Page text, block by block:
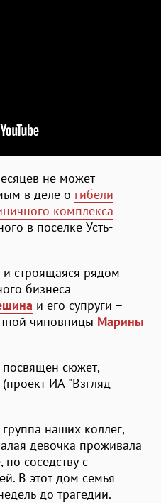
не может
в деле о гибели
комплекса
в поселке Усть-
и строящаяся рядом
бизнеса
и его супруги –
чиновницы Марины
посвящен сюжет,
ИА "Взгляд-
наших коллег,
девочка проживала
соседству с
В этот дом семья
до трагедии.